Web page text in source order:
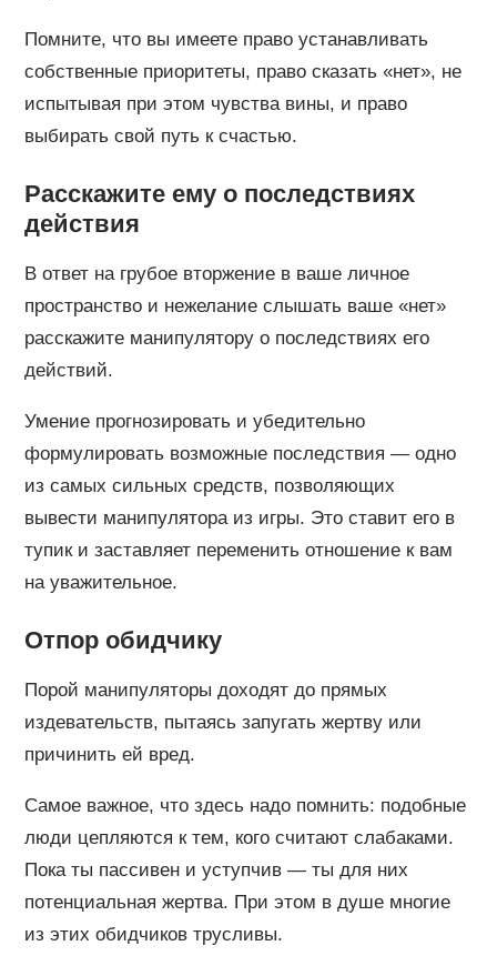
Помните, что вы имеете право устанавливать
собственные приоритеты, право сказать «нет», не
испытывая при этом чувства вины, и право
выбирать свой путь к счастью.
Расскажите ему о последствиях
действия
В ответ на грубое вторжение в ваше личное
пространство и нежелание слышать ваше «нет»
расскажите манипулятору о последствиях его
действий.
Умение прогнозировать и убедительно
формулировать возможные последствия — одно
из самых сильных средств, позволяющих
вывести манипулятора из игры. Это ставит его в
тупик и заставляет переменить отношение к вам
на уважительное.
Отпор обидчику
Порой манипуляторы доходят до прямых
издевательств, пытаясь запугать жертву или
причинить ей вред.
Самое важное, что здесь надо помнить: подобные
люди цепляются к тем, кого считают слабаками.
Пока ты пассивен и уступчив — ты для них
потенциальная жертва. При этом в душе многие
из этих обидчиков трусливы.